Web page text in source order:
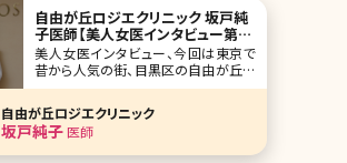
自由が丘ロジエクリニック 坂戸純
子医師【美人女医インタビュー第二
十一回】
美人女医インタビュー、今回は東京で
昔から人気の街、目黒区の自由が丘に
ある自由が丘ロジエクリニックの坂戸
純子院長です。 大学は建築学科に入
り、そこから医学部を受け直したという
珍しい経歴。美容医療に対する並々な
らぬ熱い思いを語ってくれました。 ご自
自由が丘ロジエクリニック
坂戸純子医師